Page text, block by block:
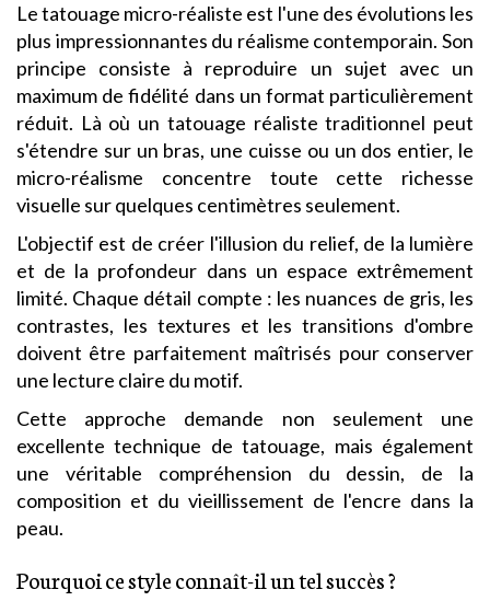
Le tatouage micro-réaliste est l'une des évolutions les
plus impressionnantes du réalisme contemporain. Son
principe consiste à reproduire un sujet avec un
maximum de fidélité dans un format particulièrement
réduit. Là où un tatouage réaliste traditionnel peut
s'étendre sur un bras, une cuisse ou un dos entier, le
micro-réalisme concentre toute cette richesse
visuelle sur quelques centimètres seulement.
L'objectif est de créer l'illusion du relief, de la lumière
et de la profondeur dans un espace extrêmement
limité. Chaque détail compte : les nuances de gris, les
contrastes, les textures et les transitions d'ombre
doivent être parfaitement maîtrisés pour conserver
une lecture claire du motif.
Cette approche demande non seulement une
excellente technique de tatouage, mais également
une véritable compréhension du dessin, de la
composition et du vieillissement de l'encre dans la
peau.
Pourquoi ce style connaît-il un tel succès ?